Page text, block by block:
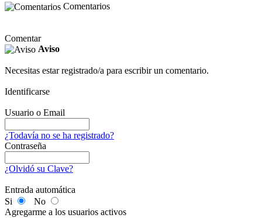
Comentarios
Comentar
Aviso
Necesitas estar registrado/a para escribir un comentario.
Identificarse
Usuario o Email
¿Todavía no se ha registrado?
Contraseña
¿Olvidó su Clave?
Entrada automática
Si
No
Agregarme a los usuarios activos